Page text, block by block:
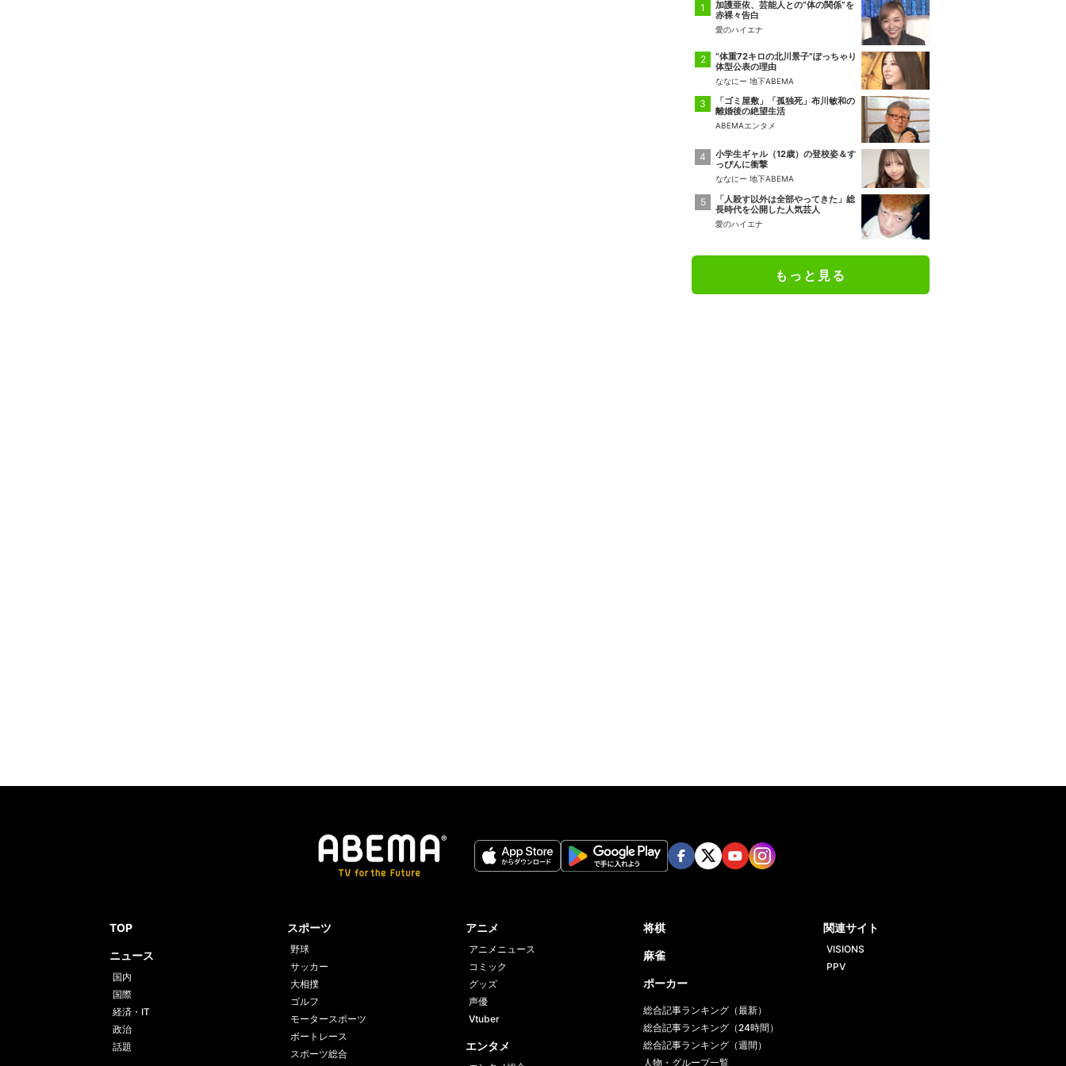
加護亜依、芸能人との“体の関係”を
赤裸々告白
愛のハイエナ
“体重72キロの北川景子”ぽっちゃり
体型公表の理由
ななにー 地下ABEMA
「ゴミ屋敷」「孤独死」布川敏和の
離婚後の絶望生活
ABEMAエンタメ
小学生ギャル（12歳）の登校姿＆す
っぴんに衝撃
ななにー 地下ABEMA
「人殺す以外は全部やってきた」総
長時代を公開した人気芸人
愛のハイエナ
もっと見る
TOP
ニュース
国内
国際
経済・IT
政治
話題
スポーツ
野球
サッカー
大相撲
ゴルフ
モータースポーツ
ボートレース
スポーツ総合
アニメ
アニメニュース
コミック
グッズ
声優
Vtuber
エンタメ
将棋
麻雀
ポーカー
総合記事ランキング（最新）
総合記事ランキング（24時間）
総合記事ランキング（週間）
人物・グループ一覧
関連サイト
VISIONS
PPV